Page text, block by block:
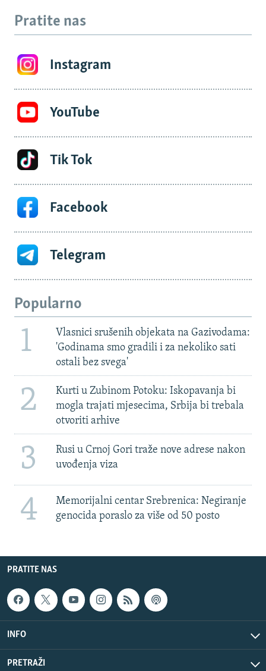
Pratite nas
Instagram
YouTube
Tik Tok
Facebook
Telegram
Popularno
1
Vlasnici srušenih objekata na Gazivodama:
'Godinama smo gradili i za nekoliko sati
ostali bez svega'
2
Kurti u Zubinom Potoku: Iskopavanja bi
mogla trajati mjesecima, Srbija bi trebala
otvoriti arhive
3
Rusi u Crnoj Gori traže nove adrese nakon
uvođenja viza
4
Memorijalni centar Srebrenica: Negiranje
genocida poraslo za više od 50 posto
PRATITE NAS
INFO
PRETRAŽI